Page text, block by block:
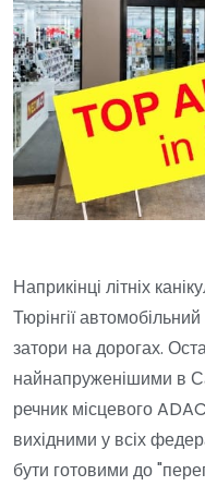
Наприкінці літніх
Тюрінгії
затори на дорогах.
найнапруженішими в
речник місцевого
вихідними у всіх
бути готовими до